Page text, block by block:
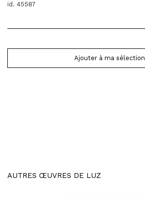
id. 45587
Ajouter à ma sélection
AUTRES ŒUVRES DE LUZ